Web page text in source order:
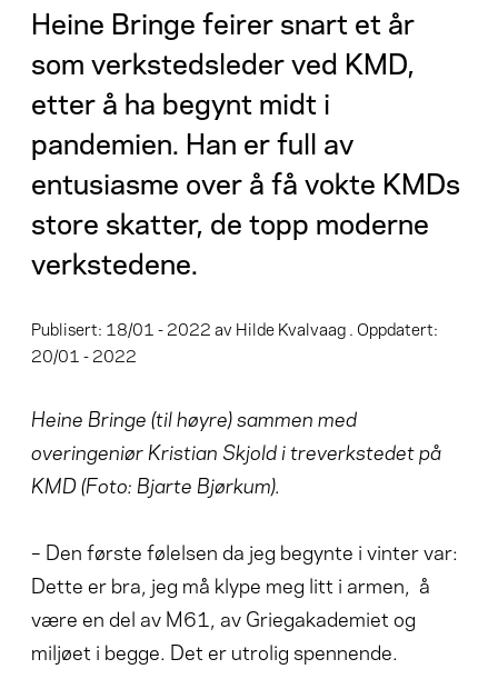
Heine Bringe feirer snart et år
som verkstedsleder ved KMD,
etter å ha begynt midt i
pandemien. Han er full av
entusiasme over å få vokte KMDs
store skatter, de topp moderne
verkstedene.
Publisert: 18/01 - 2022 av Hilde Kvalvaag . Oppdatert:
20/01 - 2022
Heine Bringe (til høyre) sammen med
overingeniør Kristian Skjold i treverkstedet på
KMD (Foto: Bjarte Bjørkum).
– Den første følelsen da jeg begynte i vinter var:
Dette er bra, jeg må klype meg litt i armen, å
være en del av M61, av Griegakademiet og
miljøet i begge. Det er utrolig spennende.